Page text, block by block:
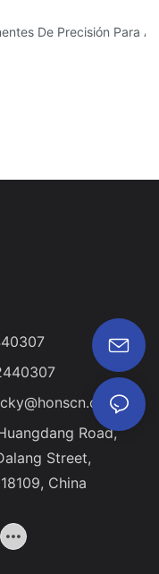
De Precisión Para
Road,
Street,
China